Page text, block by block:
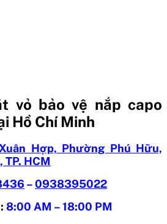
vỏ bảo vệ nắp capo
Hồ Chí Minh
Hợp, Phường Phú Hữu,
HCM
–0938395022
8:00 AM – 18:00 PM